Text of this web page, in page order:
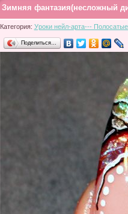
Зимняя фантазия(несложный
Категория: Уроки нейл-арта--- Полосатые
Поделиться…